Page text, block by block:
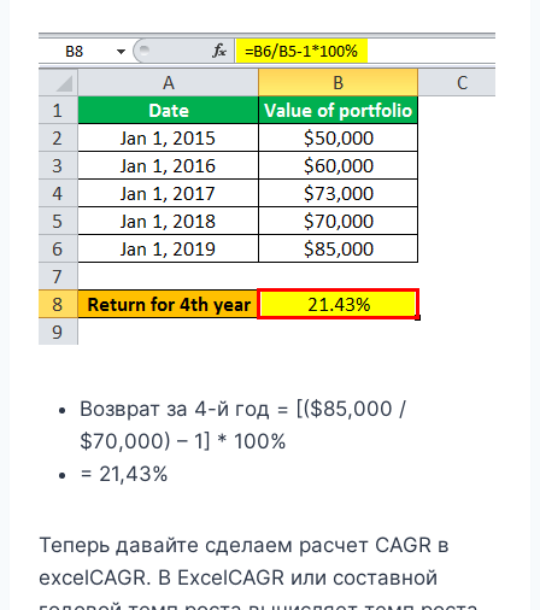
Возврат за 4-й год = [($85,000 /
$70,000) – 1] * 100%
= 21,43%
Теперь давайте сделаем расчет CAGR в
excelCAGR. В ExcelCAGR или составной